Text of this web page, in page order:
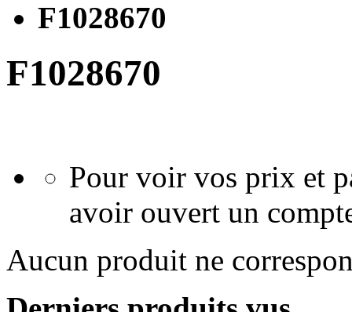
F1028670
F1028670
Pour voir vos prix et
avoir ouvert un
Aucun produit ne